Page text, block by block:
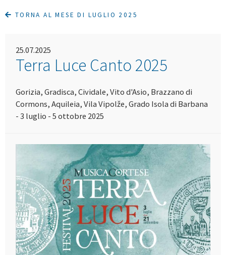
TORNA AL MESE DI LUGLIO 2025
25.07.2025
Terra Luce Canto 2025
Gorizia, Gradisca, Cividale, Vito d'Asio, Brazzano di
Cormons, Aquileia, Vila Vipolže, Grado Isola di Barbana
- 3 luglio - 5 ottobre 2025